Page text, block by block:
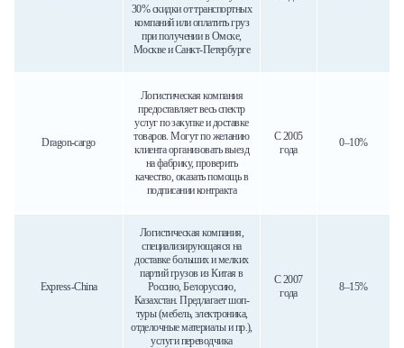
30% скидки от транспортных
компаний или оплатить груз
при получении в Омске,
Москве и Санкт-Петербурге
Dragon-cargo
Логистическая компания
предоставляет весь спектр
услуг по закупке и доставке
товаров. Могут по желанию
клиента организовать выезд
на фабрику, проверить
качество, оказать помощь в
подписании контракта
С 2005
года
0–10%
Express-China
Логистическая компания,
специализирующаяся на
доставке больших и мелких
партий грузов из Китая в
Россию, Белоруссию,
Казахстан. Предлагает шоп-
туры (мебель, электроника,
отделочные материалы и пр.),
услуги переводчика
С 2007
года
8–15%